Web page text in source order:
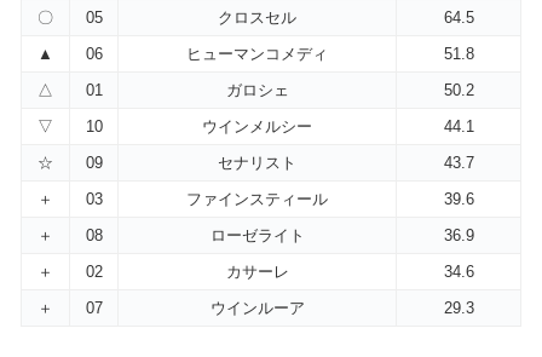
〇
05 クロスセル
64.5
▲
06 ヒューマンコメディ
51.8
△
01 ガロシェ
50.2
▽
10 ウインメルシー
44.1
☆
09 セナリスト
43.7
＋
03 ファインスティール
39.6
＋
08 ローゼライト
36.9
＋
02 カサーレ
34.6
＋
07 ウインルーア 29.3